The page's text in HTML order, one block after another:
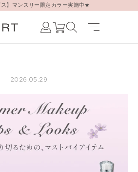
ス】マンスリー限定カラー実施中★
Japanese /
2026.05.29